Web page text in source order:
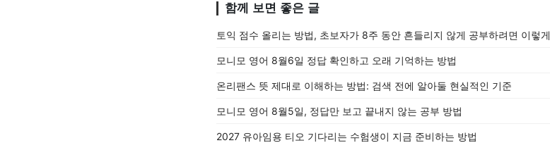
함께 보면 좋은 글
토익 점수 올리는 방법, 초보자가 8주 동안 흔들리지 않게 공부하려면 이렇게
모니모 영어 8월6일 정답 확인하고 오래 기억하는 방법
온리팬스 뜻 제대로 이해하는 방법: 검색 전에 알아둘 현실적인 기준
모니모 영어 8월5일, 정답만 보고 끝내지 않는 공부 방법
2027 유아임용 티오 기다리는 수험생이 지금 준비하는 방법